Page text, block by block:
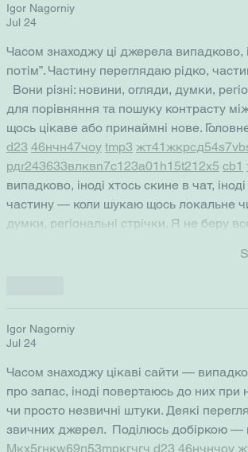
Igor Nagorniy
Jul 24
Часом знаходжу ці джерела випадково,
потім”. Частину переглядаю рідко,
Вони різні: новини, огляди, думки,
для порівняння та пошуку контрасту
щось цікаве або принаймні нове.
d23 46нчн47чоу tmp3 жт41жкрсд54s7vb
рдr243633влквn7c123a01 h15t212x5 cb1
випадково, іноді хтось скине в чат,
частину — коли шукаю щось локальне
думки, регіональні стрічки. Я не беру
Igor Nagorniy
Jul 24
Часом знаходжу цікаві сайти —
про запас, іноді повертаюсь до них при
чи просто незвичні штуки. Деякі
звичних джерел.  Поділюсь добіркою —
Мкх5гнкw69п53mpкгчгч d23 46нчнчоу